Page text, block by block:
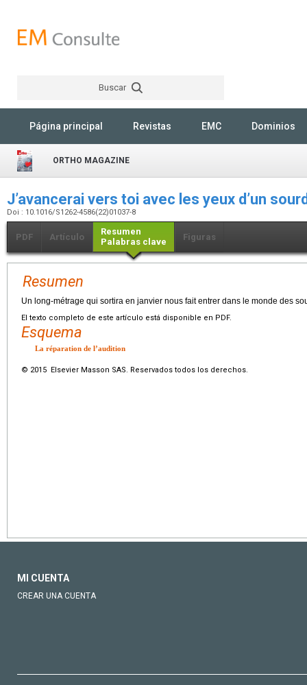
Buscar
Página principal Revistas EMC Dominios
ORTHO MAGAZINE
J’avancerai vers toi avec les yeux d’un
Doi : 10.1016/S1262-4586(22)01037-8
PDF Artículo
Resumen
Palabras clave
Figuras
Resumen
Un long-métrage qui sortira en janvier nous fait entrer dans le monde des
El texto completo de este artículo está disponible en PDF.
Esquema
La réparation de l’audition
© 2015 Elsevier Masson SAS. Reservados todos los derechos.
MI CUENTA
CREAR UNA CUENTA